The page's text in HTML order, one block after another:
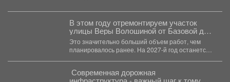
В этом году отремонтируем участок
улицы Веры Волошиной от Базовой до
Двужильного
Это значительно больший объем работ, чем
планировалось ранее. На 2027-й год останется
Современная дорожная